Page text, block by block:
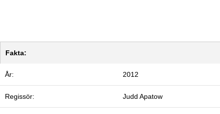
Fakta:
År: 2012
Regissör: Judd Apatow